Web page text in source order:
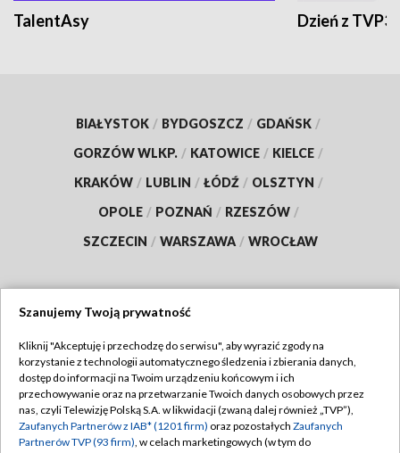
TalentAsy Dzień z TVP3
BIAŁYSTOK / BYDGOSZCZ / GDAŃSK /
GORZÓW WLKP. / KATOWICE / KIELCE /
KRAKÓW / LUBLIN / ŁÓDŹ / OLSZTYN /
OPOLE / POZNAŃ / RZESZÓW /
SZCZECIN / WARSZAWA / WROCŁAW
TVP
Abonament TVP
Emisja w TVP
Regulamin TVP
Polityka prywatności
Szanujemy Twoją prywatność
Kliknij "Akceptuję i przechodzę do serwisu", aby wyrazić zgody na
korzystanie z technologii automatycznego śledzenia i zbierania danych,
dostęp do informacji na Twoim urządzeniu końcowym i ich
przechowywanie oraz na przetwarzanie Twoich danych osobowych przez
nas, czyli Telewizję Polską S.A. w likwidacji (zwaną dalej również „TVP”),
Zaufanych Partnerów z IAB* (1201 firm) oraz pozostałych Zaufanych
Partnerów TVP (93 firm), w celach marketingowych (w tym do